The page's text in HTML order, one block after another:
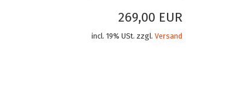
269,00 EUR
incl. 19% USt. zzgl. Versand